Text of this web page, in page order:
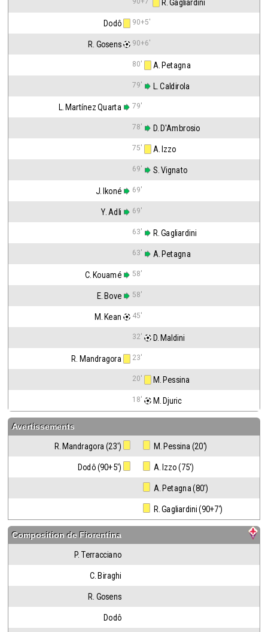
R. Gagliardini
Dodô 90+5'
R. Gosens 90+6'
80' A. Petagna
79' L. Caldirola
L. Martínez Quarta 79'
78' D. D'Ambrosio
75' A. Izzo
69' S. Vignato
J. Ikoné 69'
Y. Adli 69'
63' R. Gagliardini
63' A. Petagna
C. Kouamé 58'
E. Bove 58'
M. Kean 45'
32' D. Maldini
R. Mandragora 23'
20' M. Pessina
18' M. Djuric
Avertissements
R. Mandragora (23') M. Pessina (20')
Dodô (90+5') A. Izzo (75')
A. Petagna (80')
R. Gagliardini (90+7')
Composition de Fiorentina
P. Terracciano
C. Biraghi
R. Gosens
Dodô